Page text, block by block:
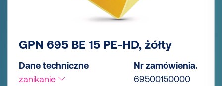
GPN 695 BE 15 PE-HD, żółty
Dane techniczne
zanikanie
Nr zamówienia.
69500150000